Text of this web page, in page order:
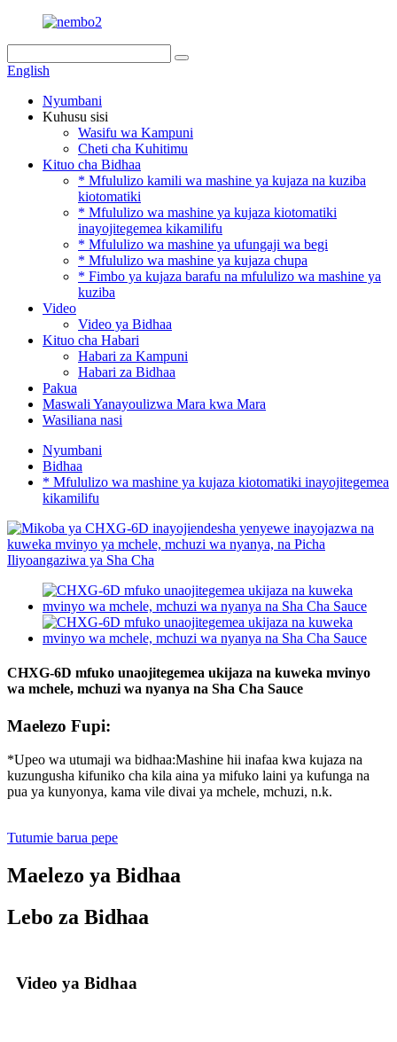
English
Nyumbani
Kuhusu sisi
Wasifu wa Kampuni
Cheti cha Kuhitimu
Kituo cha Bidhaa
* Mfululizo kamili wa mashine ya kujaza na kuziba
kiotomatiki
* Mfululizo wa mashine ya kujaza kiotomatiki
inayojitegemea kikamilifu
* Mfululizo wa mashine ya ufungaji wa begi
* Mfululizo wa mashine ya kujaza chupa
* Fimbo ya kujaza barafu na mfululizo wa mashine ya
kuziba
Video
Video ya Bidhaa
Kituo cha Habari
Habari za Kampuni
Habari za Bidhaa
Pakua
Maswali Yanayoulizwa Mara kwa Mara
Wasiliana nasi
Nyumbani
Bidhaa
* Mfululizo wa mashine ya kujaza kiotomatiki inayojitegemea
kikamilifu
CHXG-6D mfuko unaojitegemea ukijaza na kuweka mvinyo
wa mchele, mchuzi wa nyanya na Sha Cha Sauce
Maelezo Fupi:
*Upeo wa utumaji wa bidhaa:Mashine hii inafaa kwa kujaza na
kuzungusha kifuniko cha kila aina ya mifuko laini ya kufunga na
pua ya kunyonya, kama vile divai ya mchele, mchuzi, n.k.
Tutumie barua pepe
Maelezo ya Bidhaa
Lebo za Bidhaa
Video ya Bidhaa